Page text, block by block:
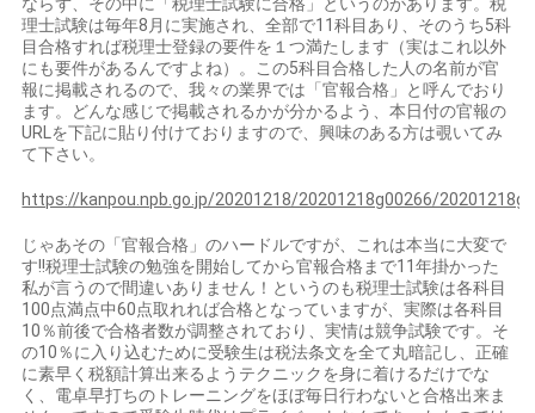
理士試験は毎年8月に実施され、全部で11科目あり、そのうち5科
目合格すれば税理士登録の要件を１つ満たします（実はこれ以外
にも要件があるんですよね）。この5科目合格した人の名前が官
報に掲載されるので、我々の業界では「官報合格」と呼んでおり
ます。どんな感じで掲載されるかが分かるよう、本日付の官報の
URLを下記に貼り付けておりますので、興味のある方は覗いてみ
て下さい。
https://kanpou.npb.go.jp/20201218/20201218g00266/
じゃあその「官報合格」のハードルですが、これは本当に大変で
す!!税理士試験の勉強を開始してから官報合格まで11年掛かった
私が言うので間違いありません！というのも税理士試験は各科目
100点満点中60点取れれば合格となっていますが、実際は各科目
10％前後で合格者数が調整されており、実情は競争試験です。そ
の10％に入り込むために受験生は税法条文を全て丸暗記し、正確
に素早く税額計算出来るようテクニックを身に着けるだけでな
く、電卓早打ちのトレーニングをほぼ毎日行わないと合格出来ま